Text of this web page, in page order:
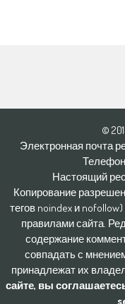
©
Электронная почта
Телефон
Настоящий
Копирование
тегов noindex и
правилами сайта.
содержание
совпадать с
принадлежат их
сайте, вы